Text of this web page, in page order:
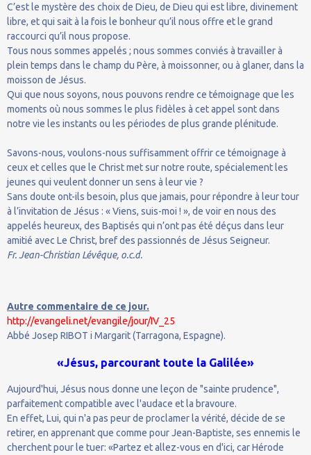
C’est le mystère des choix de Dieu, de Dieu qui est libre, divinement
libre, et qui sait à la fois le bonheur qu’il nous offre et le grand
raccourci qu’il nous propose.
Tous nous sommes appelés ; nous sommes conviés à travailler à
plein temps dans le champ du Père, à moissonner, ou à glaner, dans la
moisson de Jésus.
Qui que nous soyons, nous pouvons rendre ce témoignage que les
moments où nous sommes le plus fidèles à cet appel sont dans
notre vie les instants ou les périodes de plus grande plénitude.
Savons-nous, voulons-nous suffisamment offrir ce témoignage à
ceux et celles que le Christ met sur notre route, spécialement les
jeunes qui veulent donner un sens à leur vie ?
Sans doute ont-ils besoin, plus que jamais, pour répondre à leur tour
à l’invitation de Jésus : « Viens, suis-moi ! », de voir en nous des
appelés heureux, des Baptisés qui n’ont pas été déçus dans leur
amitié avec Le Christ, bref des passionnés de Jésus Seigneur.
Fr. Jean-Christian Lévêque, o.c.d.
Autre commentaire de ce jour.
http://evangeli.net/evangile/jour/IV_25
Abbé Josep RIBOT i Margarit (Tarragona, Espagne).
«Jésus, parcourant toute la Galilée»
Aujourd'hui, Jésus nous donne une leçon de "sainte prudence",
parfaitement compatible avec l'audace et la bravoure.
En effet, Lui, qui n'a pas peur de proclamer la vérité, décide de se
retirer, en apprenant que comme pour Jean-Baptiste, ses ennemis le
cherchent pour le tuer: «Partez et allez-vous en d'ici, car Hérode